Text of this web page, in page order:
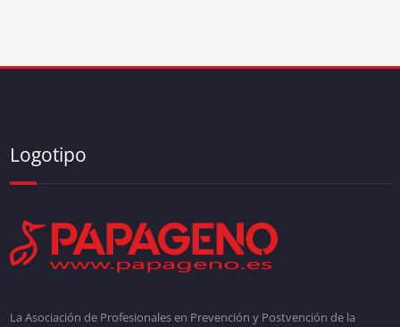
Logotipo
La Asociación de Profesionales en Prevención y Postvención de la